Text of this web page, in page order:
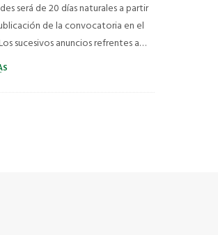
será de 20 días naturales a partir
de la convocatoria en el
sucesivos anuncios refrentes a…